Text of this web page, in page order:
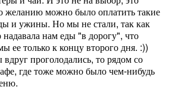
желанию можно было оплатить такие
и ужины. Но мы не стали, так как
нам еды "в дорогу", что
ее только к концу второго дня. :))
проголодались, то рядом со
где тоже можно было чем-нибудь